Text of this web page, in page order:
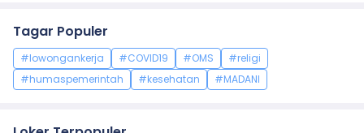
Tagar Populer
#lowongankerja #COVID19 #OMS
#religi
#humaspemerintah
#kesehatan #MADANI